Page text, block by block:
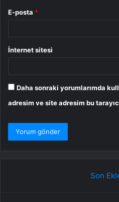
E-posta *
İnternet sitesi
Daha sonraki yorumlarımda
adresim ve site adresim bu
Son